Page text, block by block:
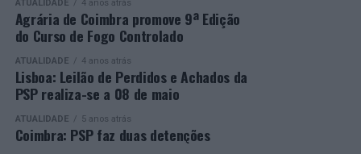
os vencedores de cada categoria, estando prevista a
presença de mais de 500 participantes.
Mais informações em:
https://awards.innovationinpolitics.eu/
secundário e reforçar as suas competências pessoais e
profissionais.
Durante a cerimónia foi ainda reconhecido o trabalho
desenvolvido por toda a equipa de formadores e
para o sucesso desta edição do Curso EFA.
ATUALIDADE 4 anos atrás
Agrária de Coimbra promove 9ª Edição
do Curso de Fogo Controlado
ATUALIDADE 4 anos atrás
Lisboa: Leilão de Perdidos e Achados da
PSP realiza-se a 08 de maio
ATUALIDADE 5 anos atrás
Coimbra: PSP faz duas detenções